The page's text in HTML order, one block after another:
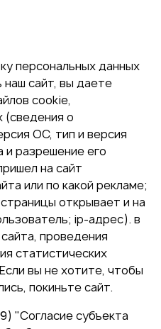
персональных данных
сайт, вы даете
cookie,
(сведения о
ОС, тип и версия
и разрешение его
на сайт
или по какой рекламе;
открывает и на
ip-адрес). в
проведения
статистических
вы не хотите, чтобы
покиньте сайт.
"Согласие субъекта